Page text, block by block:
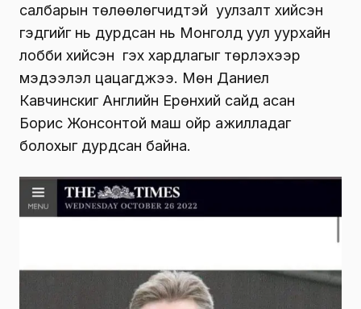
салбарын төлөөлөгчидтэй уулзалт хийсэн
гэдгийг нь дурдсан нь Монголд уул уурхайн
лобби хийсэн үү гэх хардлагыг төрүүлэхээр
мэдээлэл цацагджээ. Мөн Даниел
Кавчинскиг Английн Ерөнхий сайд асан
Борис Жонсонтой маш ойр ажилладаг
болохыг дурдсан байна.